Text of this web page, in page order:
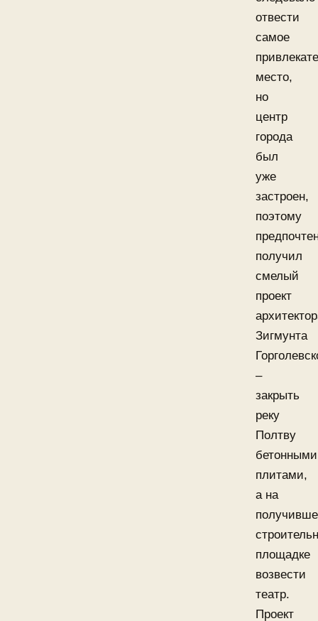
отвести
самое
место,
но
центр
города
был
уже
застроен,
поэтому
получил
смелый
проект
Зигмунта
–
закрыть
реку
Полтву
бетонными
плитами,
а на
площадке
возвести
театр.
Проект